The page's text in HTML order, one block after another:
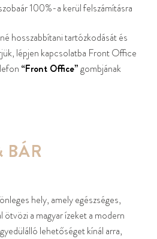
100%-a kerül felszámításra
hosszabbítani tartózkodását és
lépjen kapcsolatba Front Office
“Front Office”gombjának
BÁR
hely, amely egészséges,
a magyar ízeket a modern
lehetőséget kínál arra,